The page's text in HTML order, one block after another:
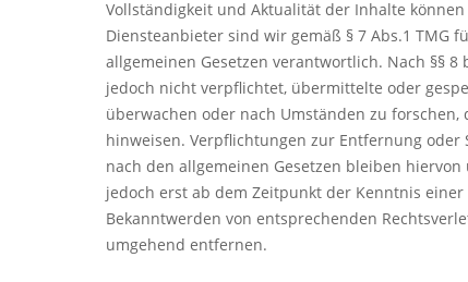
Vollständigkeit und Aktualität der Inhalte
Diensteanbieter sind wir gemäß § 7 Abs.1 TMG
allgemeinen Gesetzen verantwortlich. Nach §§
jedoch nicht verpflichtet, übermittelte oder
überwachen oder nach Umständen zu
hinweisen. Verpflichtungen zur Entfernung
nach den allgemeinen Gesetzen bleiben
jedoch erst ab dem Zeitpunkt der Kenntnis
Bekanntwerden von entsprechenden
umgehend entfernen.